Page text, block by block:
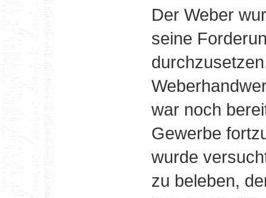
Der Weber
seine
war noch
Gewerbe
wurde
zu beleben,